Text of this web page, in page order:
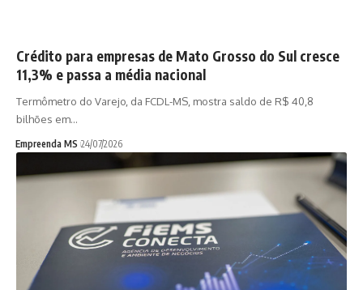
Crédito para empresas de Mato Grosso do Sul cresce
11,3% e passa a média nacional
Termômetro do Varejo, da FCDL-MS, mostra saldo de R$ 40,8
bilhões em…
Empreenda MS 24/07/2026